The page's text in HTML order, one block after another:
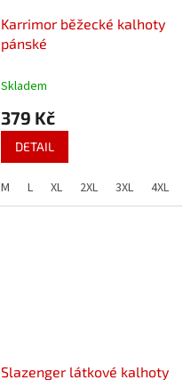
Karrimor běžecké kalhoty
pánské
Skladem
379 Kč
DETAIL
M L XL 2XL 3XL 4XL
Slazenger látkové kalhoty